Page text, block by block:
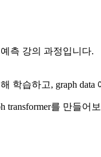
측 강의 과정입니다.
학습하고, graph
transformer를 만들어